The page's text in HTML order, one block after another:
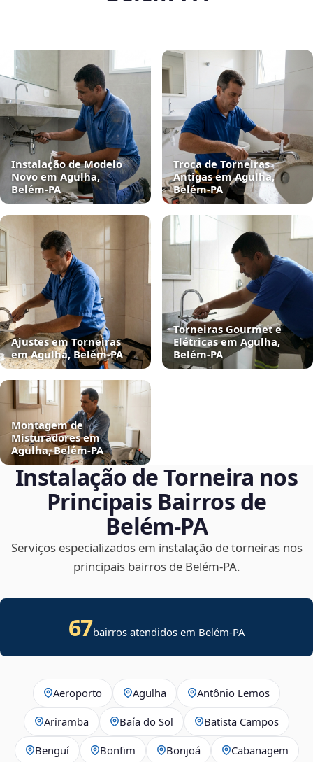
Instalação de Modelo
Novo em Agulha,
Belém‑PA
Troca de Torneiras
Antigas em Agulha,
Belém‑PA
Ajustes em Torneiras
em Agulha, Belém‑PA
Torneiras Gourmet e
Elétricas em Agulha,
Belém‑PA
Montagem de
Misturadores em
Agulha, Belém‑PA
Instalação de Torneira nos
Principais Bairros de
Belém‑PA
Serviços especializados em instalação de torneiras nos
principais bairros de Belém‑PA.
67bairros atendidos em Belém-PA
Aeroporto Agulha Antônio Lemos
Ariramba Baía do Sol Batista Campos
Benguí Bonfim Bonjoá Cabanagem